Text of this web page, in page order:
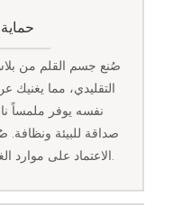
صُنع جسم القلم من
التقليدي، مما
نفسه يوفر ملمساً
صداقة للبيئة
الاعتماد على موارد الغابات، والمساهمة في حماية البيئة.